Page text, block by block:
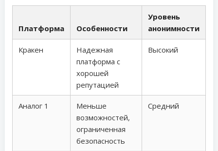
Платформа Особенности
Уровень
анонимности
Кракен
Надежная
платформа с
хорошей
репутацией
Высокий
Аналог 1
Меньше
возможностей,
ограниченная
безопасность
Средний